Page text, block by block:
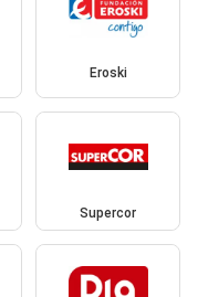
Eroski
Supercor